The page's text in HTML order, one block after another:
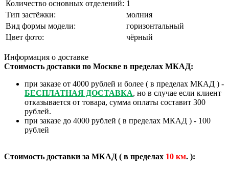
Количество основных отделений: 1
Тип застёжки:
молния
Вид формы модели:
горизонтальный
Цвет фото:
чёрный
Информация о доставке
Стоимость доставки по Москве в пределах МКАД:
при заказе от 4000 рублей и более ( в пределах МКАД ) -
БЕСПЛАТНАЯ ДОСТАВКА, но в случае если клиент
отказывается от товара, сумма оплаты составит 300
рублей.
при заказе до 4000 рублей ( в пределах МКАД ) - 100
рублей
Стоимость доставки за МКАД ( в пределах 10 км. ):